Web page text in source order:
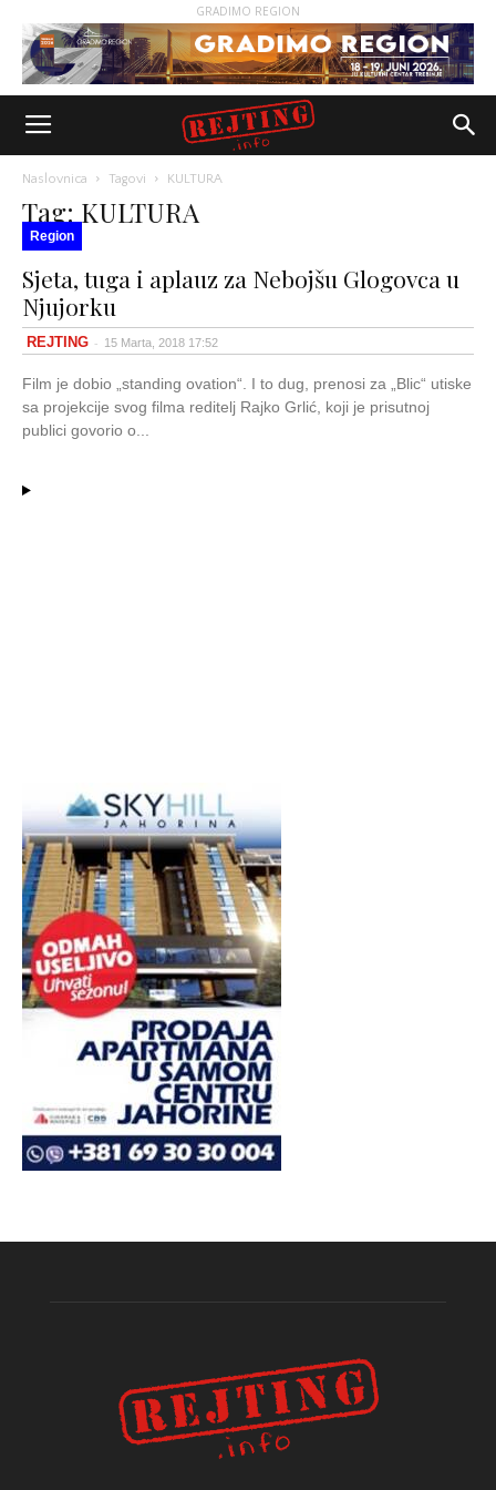
GRADIMO REGION
Naslovnica Tagovi KULTURA
Tag: KULTURA
Region
Sjeta, tuga i aplauz za Nebojšu Glogovca u
Njujorku
REJTING - 15 Marta, 2018 17:52
Film je dobio „standing ovation“. I to dug, prenosi za „Blic“ utiske
sa projekcije svog filma reditelj Rajko Grlić, koji je prisutnoj
publici govorio o...